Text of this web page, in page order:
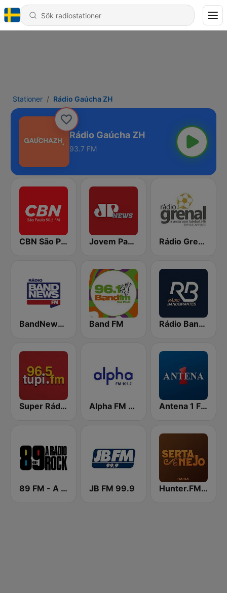
Stationer Rádio Gaúcha ZH
Rádio Gaúcha ZH
93.7 FM
CBN São Paulo Jovem Pan News Rádio Grenal
BandNews FM - 96.9 SP Band FM Rádio Bandeirantes
Super Rádio Tupi Alpha FM 101.7 Antena 1 FM
89 FM - A Rádio Rock JB FM 99.9 Hunter.FM - Sertanejo